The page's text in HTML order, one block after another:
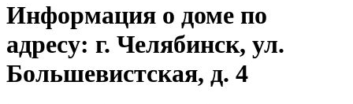
Информация о доме по
адресу: г. Челябинск, ул.
Большевистская, д. 4